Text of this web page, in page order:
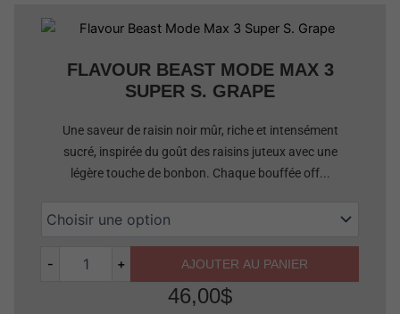
FLAVOUR BEAST MODE MAX 3
SUPER S. GRAPE
Une saveur de raisin noir mûr, riche et intensément
sucré, inspirée du goût des raisins juteux avec une
légère touche de bonbon. Chaque bouffée off...
- + AJOUTER AU PANIER
46,00$